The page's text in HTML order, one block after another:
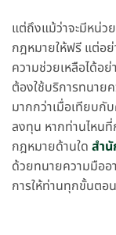
แต่ถึงแม้ว่าจะมีหน่ว
กฎหมายให้ฟรี แต่อย่
ความช่วยเหลือได้อ
ต้องใช้บริการทนาย
มากกว่าเมื่อเทียบกั
ลงทุน หากท่านไหน
กฎหมายด้านใด สำ
ด้วยทนายความมืออ
การให้ท่านทุกขั้นต